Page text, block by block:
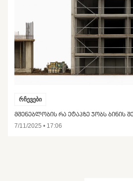
რჩევები
ᲛᲨᲔᲜᲔᲑᲚᲝᲑᲘᲡ ᲠᲐ ᲔᲢᲐᲞᲖᲔ ᲯᲝᲑᲡ ᲑᲘᲜᲘᲡ
7/11/2025 • 17:06